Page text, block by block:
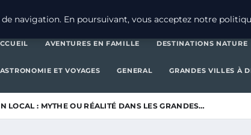
AVENTURES EN FAMILLE DESTINATIONS NATURE
ET VOYAGES GENERAL GRANDES VILLES À
LOCAL : MYTHE OU RÉALITÉ DANS LES GRANDES…
navigation. En poursuivant, vous acceptez notre